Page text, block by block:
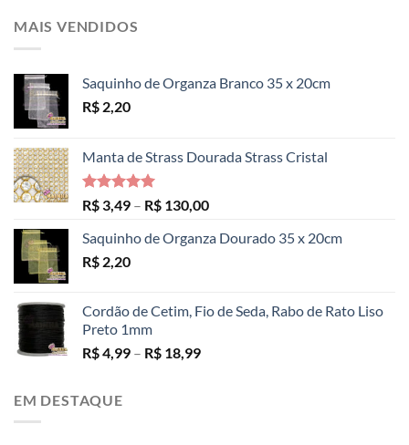
MAIS VENDIDOS
Saquinho de Organza Branco 35 x 20cm
R$ 2,20
Manta de Strass Dourada Strass Cristal
Avaliação
5.00
de 5
R$ 3,49 – R$ 130,00Faixa
preço:
Saquinho de Organza Dourado 35 x 20cm
R$ 2,20
Cordão de Cetim, Fio de Seda, Rabo de Rato Liso
Preto 1mm
R$4,99 – R$ 18,99Faixa
EM DESTAQUE